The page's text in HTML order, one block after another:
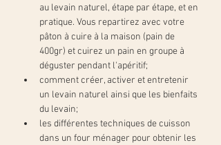
au levain naturel, étape par étape, et en
pratique. Vous repartirez avec votre
pâton à cuire à la maison (pain de
400gr) et cuirez un pain en groupe à
déguster pendant l'apéritif;
comment créer, activer et entretenir
un levain naturel ainsi que les bienfaits
du levain;
les différentes techniques de cuisson
dans un four ménager pour obtenir les